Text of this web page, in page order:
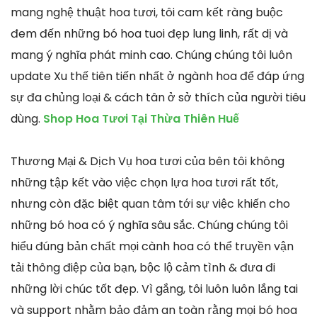
mang nghệ thuật hoa tươi, tôi cam kết ràng buộc
đem đến những bó hoa tuoi đẹp lung linh, rất dị và
mang ý nghĩa phát minh cao. Chúng chúng tôi luôn
update Xu thế tiên tiến nhất ở ngành hoa để đáp ứng
sự đa chủng loại & cách tân ở sở thích của người tiêu
dùng. Shop Hoa Tươi Tại Thừa Thiên Huế
Thương Mại & Dịch Vụ hoa tươi của bên tôi không
những tập kết vào việc chọn lựa hoa tươi rất tốt,
nhưng còn đặc biệt quan tâm tới sự việc khiến cho
những bó hoa có ý nghĩa sâu sắc. Chúng chúng tôi
hiểu đúng bản chất mọi cành hoa có thể truyền vận
tải thông điệp của bạn, bộc lộ cảm tình & đưa đi
những lời chúc tốt đẹp. Vì gắng, tôi luôn luôn lắng tai
và support nhằm bảo đảm an toàn rằng mọi bó hoa